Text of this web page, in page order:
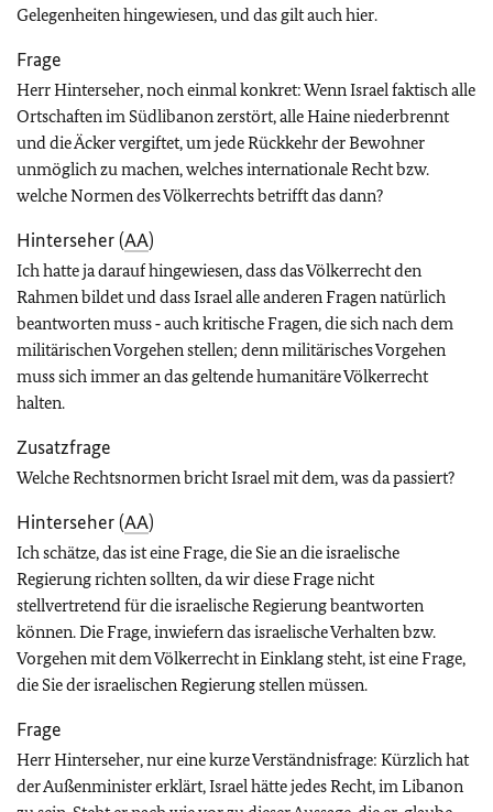
Gelegenheiten hingewiesen, und das gilt auch hier.
Frage
Herr Hinterseher, noch einmal konkret: Wenn Israel faktisch alle
Ortschaften im Südlibanon zerstört, alle Haine niederbrennt
und die Äcker vergiftet, um jede Rückkehr der Bewohner
unmöglich zu machen, welches internationale Recht bzw.
welche Normen des Völkerrechts betrifft das dann?
Hinterseher (AA)
Ich hatte ja darauf hingewiesen, dass das Völkerrecht den
Rahmen bildet und dass Israel alle anderen Fragen natürlich
beantworten muss ‑ auch kritische Fragen, die sich nach dem
militärischen Vorgehen stellen; denn militärisches Vorgehen
muss sich immer an das geltende humanitäre Völkerrecht
halten.
Zusatzfrage
Welche Rechtsnormen bricht Israel mit dem, was da passiert?
Hinterseher (AA)
Ich schätze, das ist eine Frage, die Sie an die israelische
Regierung richten sollten, da wir diese Frage nicht
stellvertretend für die israelische Regierung beantworten
können. Die Frage, inwiefern das israelische Verhalten bzw.
Vorgehen mit dem Völkerrecht in Einklang steht, ist eine Frage,
die Sie der israelischen Regierung stellen müssen.
Frage
Herr Hinterseher, nur eine kurze Verständnisfrage: Kürzlich hat
der Außenminister erklärt, Israel hätte jedes Recht, im Libanon